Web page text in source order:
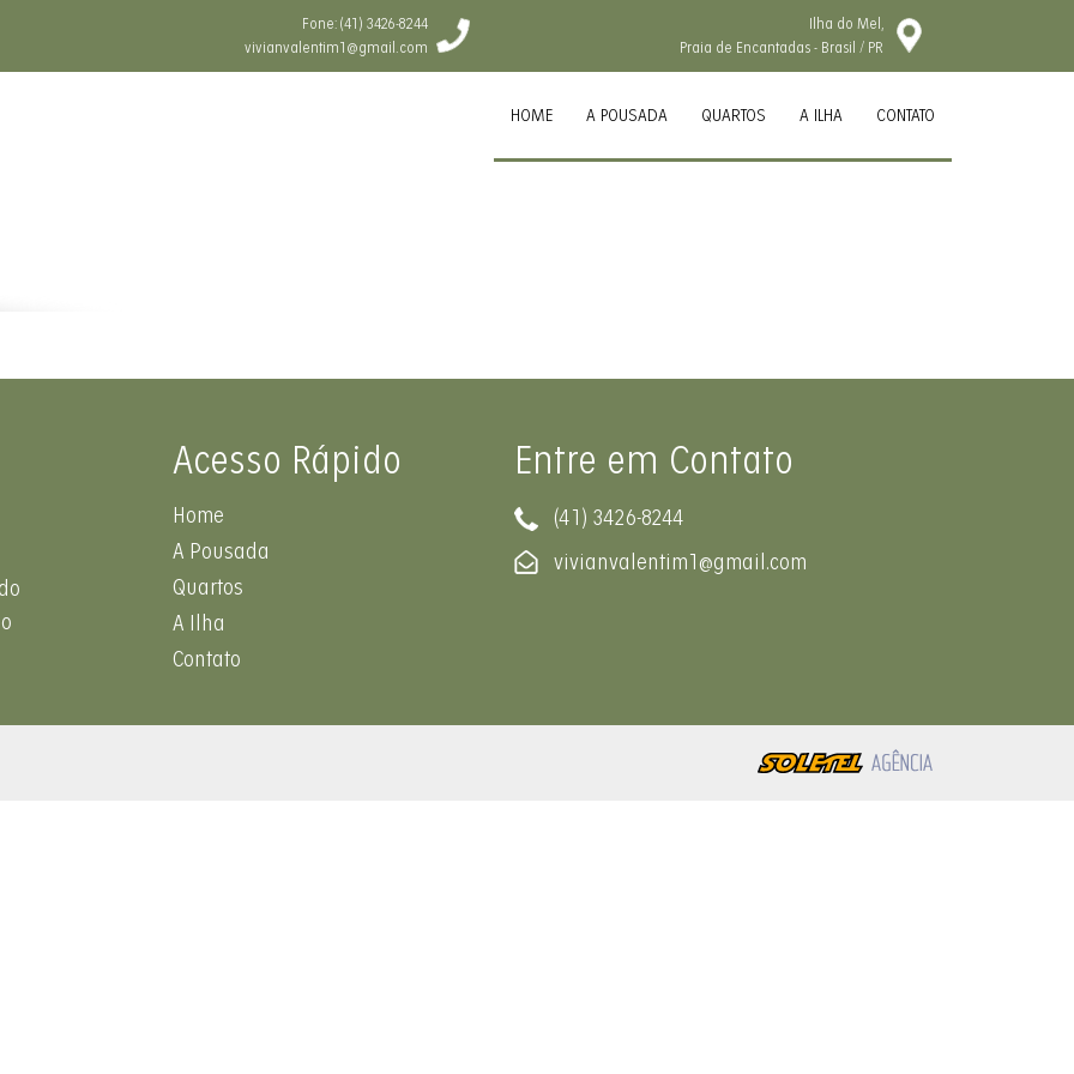
Fone: (41) 3426-8244
vivianvalentim1@gmail.com
Ilha do Mel,
Praia de Encantadas - Brasil / PR
HOME A POUSADA QUARTOS A ILHA CONTATO
Acesso Rápido
Home
A Pousada
Quartos
A Ilha
Contato
Entre em Contato
(41) 3426-8244
vivianvalentim1@gmail.com